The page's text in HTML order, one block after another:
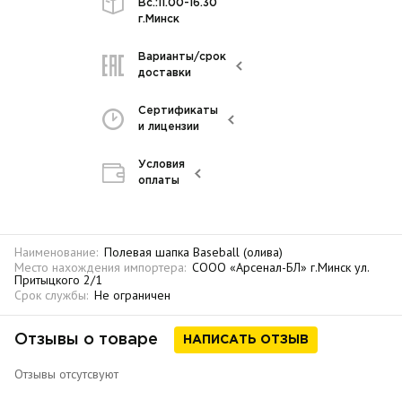
Вс.:11.00-16.30
г.Минск
Варианты/срок
доставки
Сертификаты
и лицензии
Условия
оплаты
Наименование: Полевая шапка Baseball (олива)
Место нахождения импортера: СООО «Арсенал-БЛ» г.Минск ул.
Притыцкого 2/1
Срок службы: Не ограничен
Отзывы о товаре НАПИСАТЬ ОТЗЫВ
Отзывы отсутсвуют